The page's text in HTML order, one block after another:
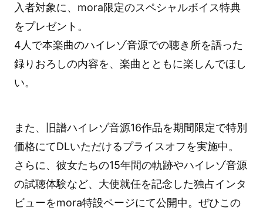
入者対象に、mora限定のスペシャルボイス特典
をプレゼント。
4人で本楽曲のハイレゾ音源での聴き所を語った
録りおろしの内容を、楽曲とともに楽しんでほし
い。
また、旧譜ハイレゾ音源16作品を期間限定で特別
価格にてDLいただけるプライスオフを実施中。
さらに、彼女たちの15年間の軌跡やハイレゾ音源
の試聴体験など、大使就任を記念した独占インタ
ビューをmora特設ページにて公開中。ぜひこの